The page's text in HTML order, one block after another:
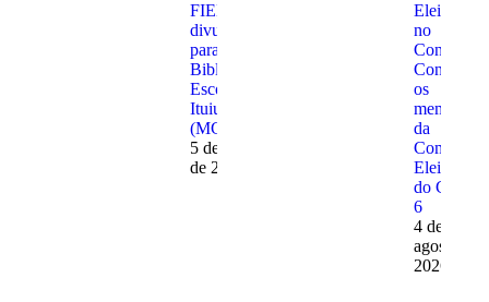
FIEMG
divulga vaga
para
Bibliotecário
Escolar em
Ituiutaba
(MG)
5 de agosto
de 2026
Eleições
no
Conselho:
Conheça
os
membros
da
Comissão
Eleitoral
do CRB-
6
4 de
agosto de
2026